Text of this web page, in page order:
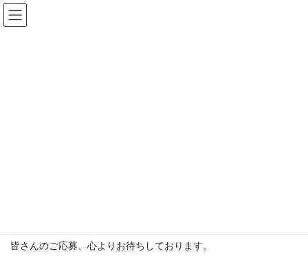
皆さんのご応募、心よりお待ちしております。